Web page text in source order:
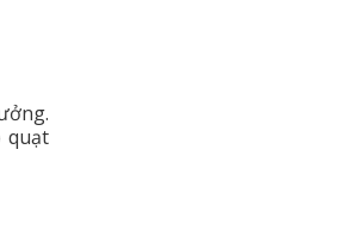
quạt